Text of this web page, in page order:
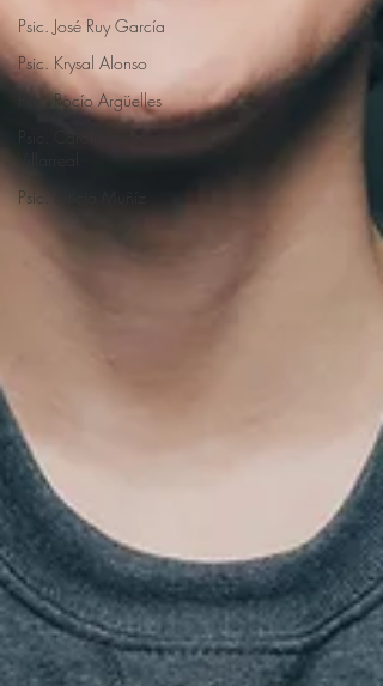
Psic. José Ruy García
Psic. Krysal Alonso
Psic. Rocío Argüelles
Psic. Leticia Muñíz